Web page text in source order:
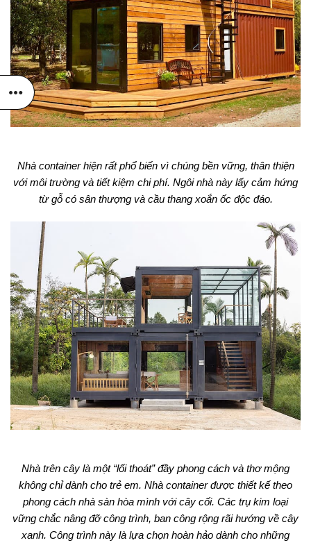
Nhà container hiện rất phổ biến vì chúng bền vững, thân thiện
với môi trường và tiết kiệm chi phí. Ngôi nhà này lấy cảm hứng
từ gỗ có sân thượng và cầu thang xoắn ốc độc đáo.
Nhà trên cây là một “lối thoát” đầy phong cách và thơ mộng
không chỉ dành cho trẻ em. Nhà container được thiết kế theo
phong cách nhà sàn hòa mình với cây cối. Các trụ kim loại
vững chắc nâng đỡ công trình, ban công rộng rãi hướng về cây
xanh. Công trình này là lựa chọn hoàn hảo dành cho những